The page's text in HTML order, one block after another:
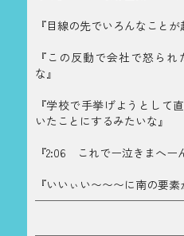
『目線の先でいろんなことが
『この反動で会社で怒ら
な』
『学校で手挙げようとして
いたことにするみたいな』
『2:06 これでー泣きまへー
『いいぃい〜〜〜に南の要素